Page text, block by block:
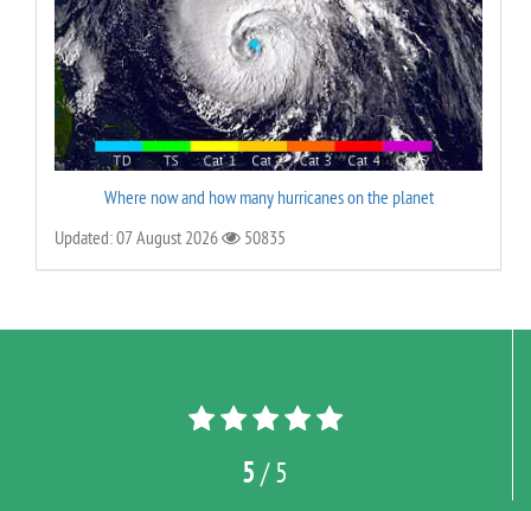
Where now and how many hurricanes on the planet
Updated: 07 August 2026
50835
5 / 5